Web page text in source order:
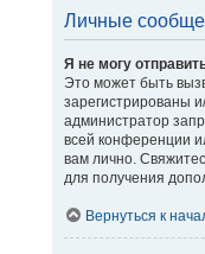
Личные
Я не могу
Это может быть
зарегистрированы
администратор
всей конференции
вам лично.
для получения
Вернуться к